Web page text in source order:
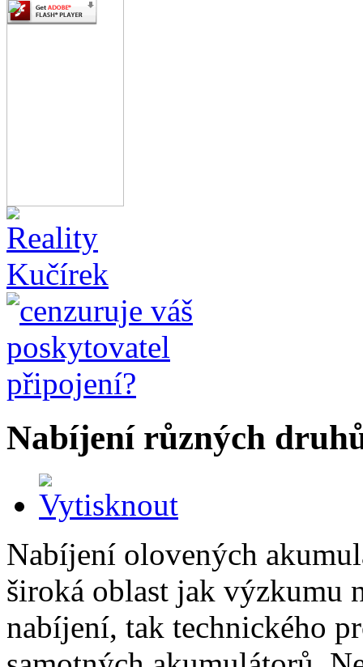
Nabíjení různých
Nabíjení olovených
široká oblast jak výzkumu
nabíjení, tak technického